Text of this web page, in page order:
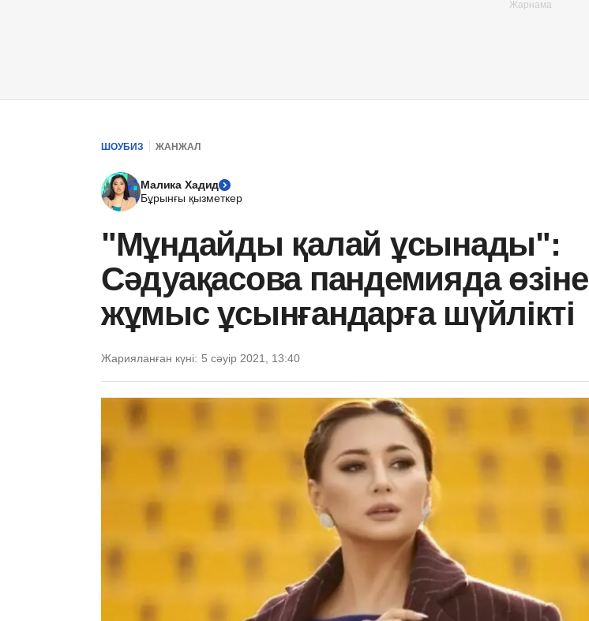
ШОУБИЗ ЖАНЖАЛ
Малика Хадид
Бұрынғы қызметкер
"Мұндайды қалай ұсынады":
Сәдуақасова пандемияда өзіне
жұмыс ұсынғандарға шүйлікті
Жарияланған күні: 5 сәуір 2021, 13:40